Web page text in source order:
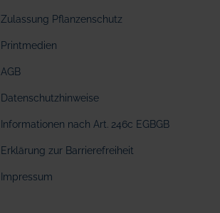
Zulassung Pflanzenschutz
Printmedien
AGB
Datenschutzhinweise
Informationen nach Art. 246c EGBGB
Erklärung zur Barrierefreiheit
Impressum